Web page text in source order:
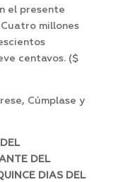
el presente
millones
centavos. ($
Cúmplase y
DEL
DIAS DEL